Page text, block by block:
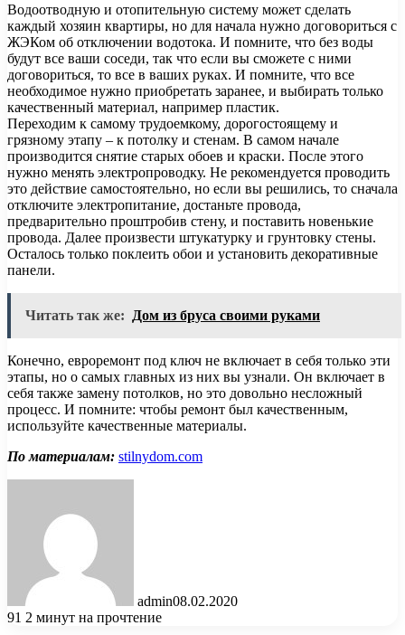
Водоотводную и отопительную систему может сделать
каждый хозяин квартиры, но для начала нужно договориться с
ЖЭКом об отключении водотока. И помните, что без воды
будут все ваши соседи, так что если вы сможете с ними
договориться, то все в ваших руках. И помните, что все
необходимое нужно приобретать заранее, и выбирать только
качественный материал, например пластик.
Переходим к самому трудоемкому, дорогостоящему и
грязному этапу – к потолку и стенам. В самом начале
производится снятие старых обоев и краски. После этого
нужно менять электропроводку. Не рекомендуется проводить
это действие самостоятельно, но если вы решились, то сначала
отключите электропитание, достаньте провода,
предварительно проштробив стену, и поставить новенькие
провода. Далее произвести штукатурку и грунтовку стены.
Осталось только поклеить обои и установить декоративные
панели.
Читать так же: Дом из бруса своими руками
Конечно, евроремонт под ключ не включает в себя только эти
этапы, но о самых главных из них вы узнали. Он включает в
себя также замену потолков, но это довольно несложный
процесс. И помните: чтобы ремонт был качественным,
используйте качественные материалы.
По материалам: stilnydom.com
admin08.02.2020
91 2 минут на прочтение